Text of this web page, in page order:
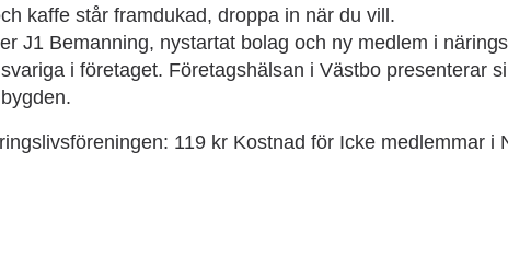
kaffe står framdukad, droppa in när du vill.
J1 Bemanning, nystartat bolag och ny medlem i
i företaget. Företagshälsan i Västbo presenterar
119 kr Kostnad för Icke medlemmar i